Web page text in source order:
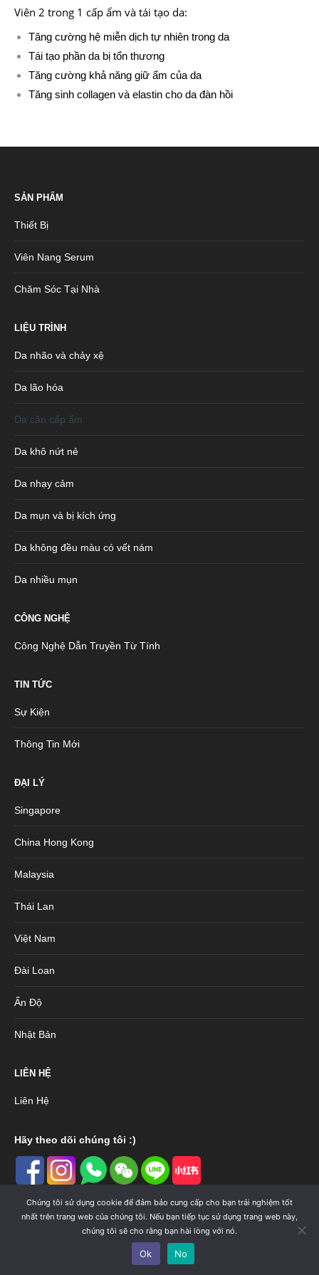
Viên 2 trong 1 cấp ẩm và tái tạo da:
Tăng cường hệ miễn dịch tự nhiên trong da
Tái tạo phần da bị tổn thương
Tăng cường khả năng giữ ẩm của da
Tăng sinh collagen và elastin cho da đàn hồi
SẢN PHẨM
Thiết Bị
Viên Nang Serum
Chăm Sóc Tại Nhà
LIỆU TRÌNH
Da nhão và chảy xệ
Da lão hóa
Da cần cấp ẩm
Da khô nứt nẻ
Da nhạy cảm
Da mụn và bị kích ứng
Da không đều màu có vết nám
Da nhiều mụn
CÔNG NGHỆ
Công Nghệ Dẫn Truyền Từ Tính
TIN TỨC
Sự Kiện
Thông Tin Mới
ĐẠI LÝ
Singapore
China Hong Kong
Malaysia
Thái Lan
Việt Nam
Đài Loan
Ấn Độ
Nhật Bản
LIÊN HỆ
Liên Hệ
Hãy theo dõi chúng tôi :)
WISHPro by Ioniaga Pte Ltd © 2025. All rights reserved.
Chúng tôi sử dụng cookie để đảm bảo cung cấp cho bạn trải nghiệm tốt
nhất trên trang web của chúng tôi. Nếu bạn tiếp tục sử dụng trang web này,
chúng tôi sẽ cho rằng bạn hài lòng với nó.
Ok No